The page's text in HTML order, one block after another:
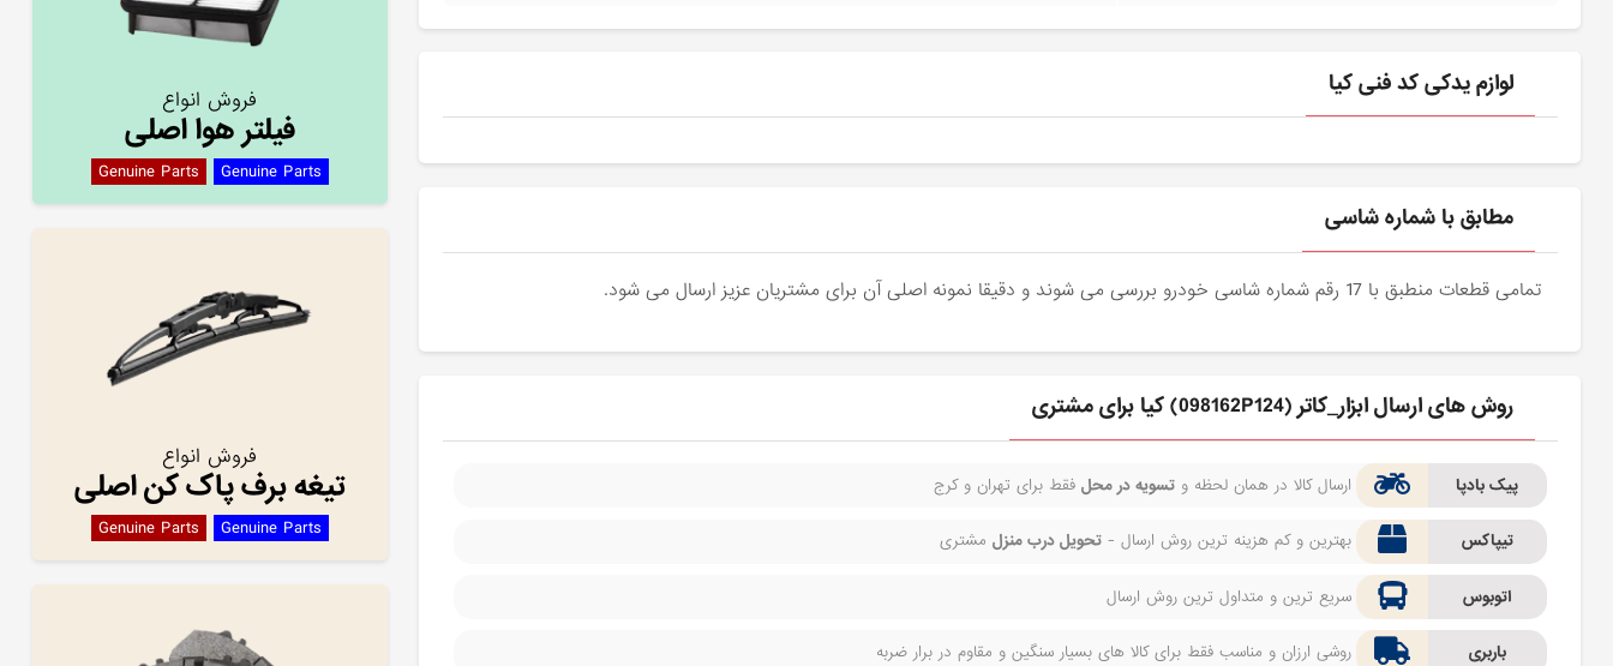
لوازم یدکی کد فنی کیا
مطابق با شماره شاسی
تمامی قطعات منطبق با 17 رقم شماره شاسی خودرو بررسی می شوند و دقیقا نمونه اصلی آن برای مشتریان عزیز ارسال می شود.
روش های ارسال ابزار_كاتر (098162P124) کیا برای مشتری
پیک بادپا ارسال کالا در همان لحظه وتسویه در محل فقط برای تهران و کرج
تیپاکس بهترین و کم هزینه ترین روش ارسال -تحویل درب منزل مشتری
اتوبوس سریع ترین و متداول ترین روش ارسال
باربری روشی ارزان و مناسب فقط برای کالا های بسیار سنگین و مقاوم در برار ضربه
فروش انواع
فیلتر هوا اصلی
Genuine Parts Genuine Parts
فروش انواع
تیغه برف پاک کن اصلی
Genuine Parts Genuine Parts